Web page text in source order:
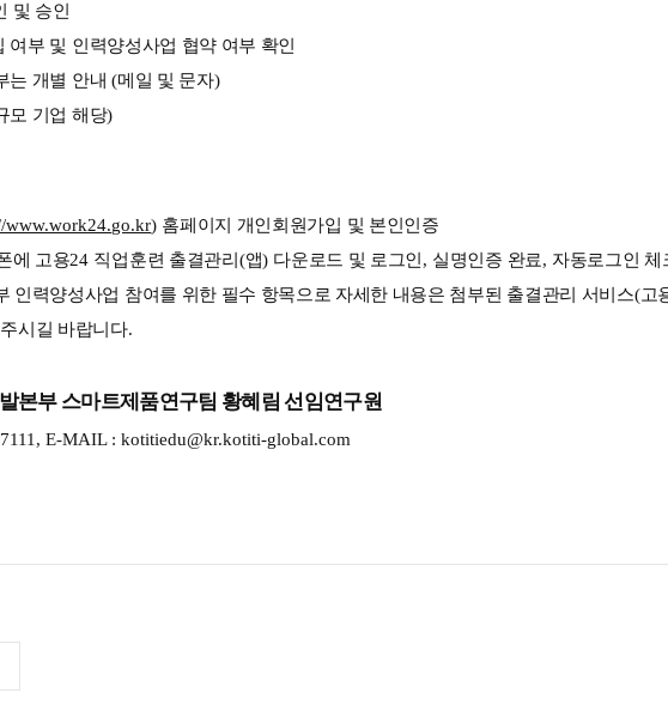
및 승인
여부 및 인력양성사업 협약 여부 확인
는 개별 안내 (메일 및 문자)
모 기업 해당)
www.work24.go.kr) 홈페이지 개인회원가입 및 본인인증
에 고용24 직업훈련 출결관리 (앱) 다운로드 및 로그인, 실명인증 완료, 자동로그인 체
인력양성사업 참여를 위한 필수 항목으로 자세한 내용은 첨부된 출결관리 서비스(고
시길 바랍니다.
본부 스마트제품연구팀 황혜림 선임연구원
E-MAIL : kotitiedu@kr.kotiti-global.com